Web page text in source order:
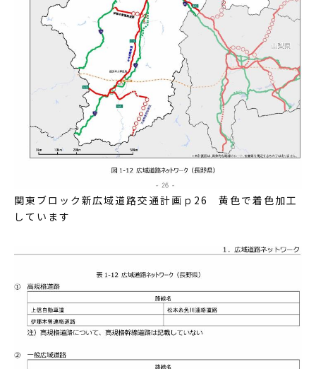
関東ブロック新広域道路交通計画ｐ26 黄色で着色加工
しています